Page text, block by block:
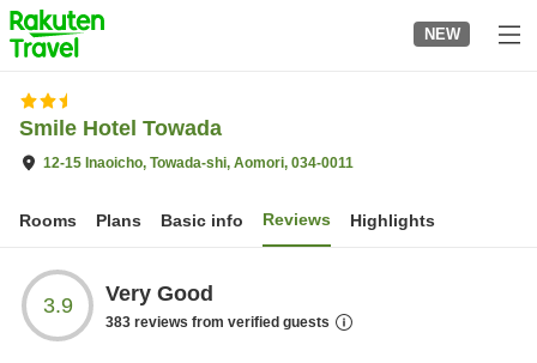
to
top
page
NEW
Smile Hotel Towada
12-15 Inaoicho, Towada-shi, Aomori, 034-0011
Rooms Plans Basic info Reviews Highlights
3.9 Very Good
383 reviews from verified guests